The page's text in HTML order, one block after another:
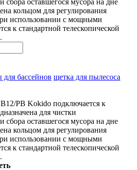
сбора оставшегося мусора на дне
кольцом для регулирования
использовании с мощными
к стандартной телескопической
для бассейнов щетка для пылесоса
PB Kokido подключается к
для чистки
сбора оставшегося мусора на дне
кольцом для регулирования
использовании с мощными
к стандартной телескопической